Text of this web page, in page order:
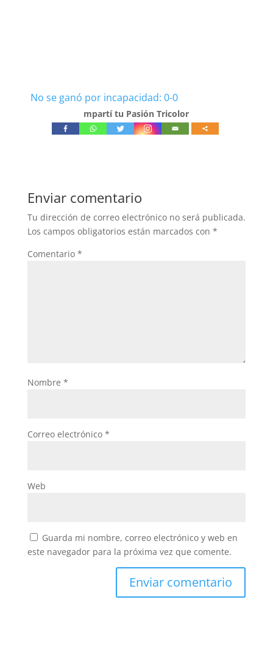
No se ganó por incapacidad: 0-0
mpartí tu Pasión Tricolor
Enviar comentario
Tu dirección de correo electrónico no será publicada.
Los campos obligatorios están marcados con *
Comentario *
Nombre *
Correo electrónico *
Web
Guarda mi nombre, correo electrónico y web en
este navegador para la próxima vez que comente.